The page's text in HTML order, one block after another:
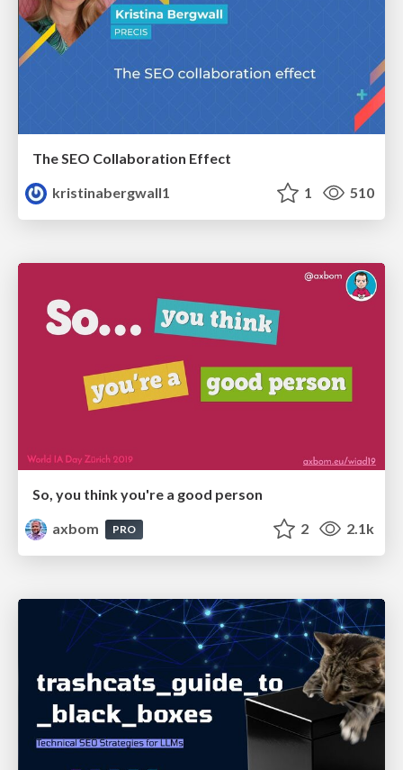
The SEO Collaboration Effect
kristinabergwall1
1 510
So, you think you're a good person
axbom
PRO 2 2.1k